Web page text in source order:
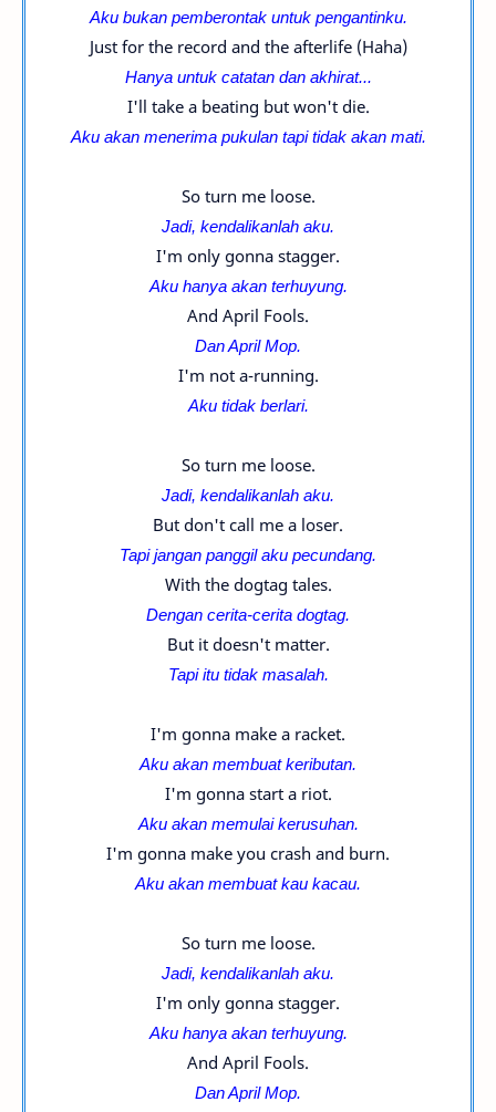
Aku bukan pemberontak untuk pengantinku.
Just for the record and the afterlife (Haha)
Hanya untuk catatan dan akhirat...
I'll take a beating but won't die.
Aku akan menerima pukulan tapi tidak akan mati.
So turn me loose.
Jadi, kendalikanlah aku.
I'm only gonna stagger.
Aku hanya akan terhuyung.
And April Fools.
Dan April Mop.
I'm not a-running.
Aku tidak berlari.
So turn me loose.
Jadi, kendalikanlah aku.
But don't call me a loser.
Tapi jangan panggil aku pecundang.
With the dogtag tales.
Dengan cerita-cerita dogtag.
But it doesn't matter.
Tapi itu tidak masalah.
I'm gonna make a racket.
Aku akan membuat keributan.
I'm gonna start a riot.
Aku akan memulai kerusuhan.
I'm gonna make you crash and burn.
Aku akan membuat kau kacau.
So turn me loose.
Jadi, kendalikanlah aku.
I'm only gonna stagger.
Aku hanya akan terhuyung.
And April Fools.
Dan April Mop.